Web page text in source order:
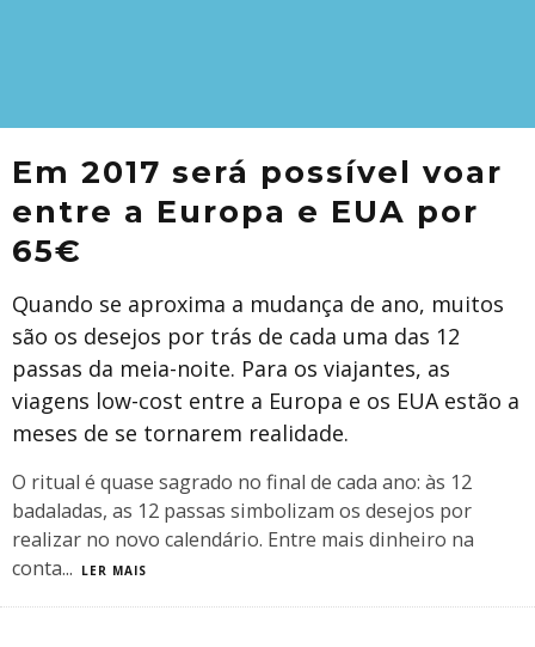
Em 2017 será possível voar
entre a Europa e EUA por
65€
Quando se aproxima a mudança de ano, muitos
são os desejos por trás de cada uma das 12
passas da meia-noite. Para os viajantes, as
viagens low-cost entre a Europa e os EUA estão a
meses de se tornarem realidade.
O ritual é quase sagrado no final de cada ano: às 12
badaladas, as 12 passas simbolizam os desejos por
realizar no novo calendário. Entre mais dinheiro na
conta... LER MAIS